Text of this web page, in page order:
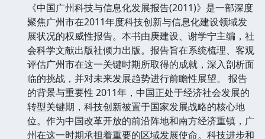
《中国广州科技与信息化发展报告(2011)》是一部深度
聚焦广州市在2011年度科技创新与信息化建设领域发
展状况的权威性报告。本书由庚建设、谢学宁主编，社
会科学文献出版社倾力出版。报告旨在系统梳理、客观
评估广州市在这一关键时期所取得的成就，深入剖析面
临的挑战，并对未来发展趋势进行前瞻性展望。 报告
的背景与重要性 2011年，中国正处于经济社会发展的
转型关键期，科技创新被置于国家发展战略的核心地
位。作为中国改革开放的前沿阵地和南方经济重镇，广
州在这一时期承担着重要的区域发展使命。科技进步和